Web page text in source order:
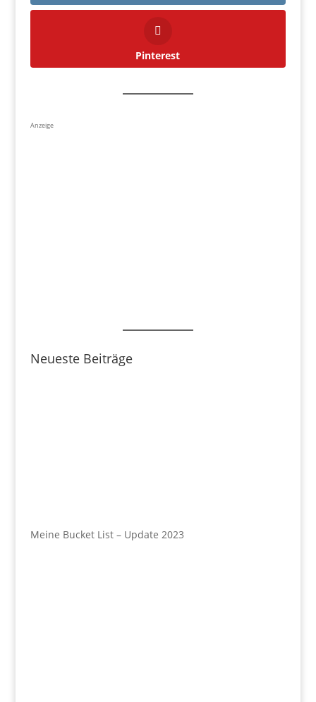
Pinterest
Anzeige
Neueste Beiträge
Meine Bucket List – Update 2023